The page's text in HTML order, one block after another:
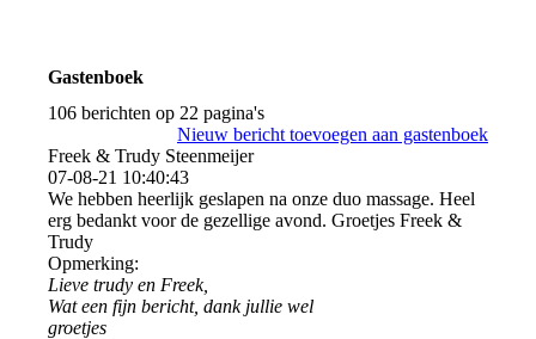
Gastenboek
106 berichten op 22 pagina's
Nieuw bericht toevoegen aan gastenboek
Freek & Trudy Steenmeijer
07-08-21 10:40:43
We hebben heerlijk geslapen na onze duo massage. Heel
erg bedankt voor de gezellige avond. Groetjes Freek &
Trudy
Opmerking:
Lieve trudy en Freek,
Wat een fijn bericht, dank jullie wel
groetjes